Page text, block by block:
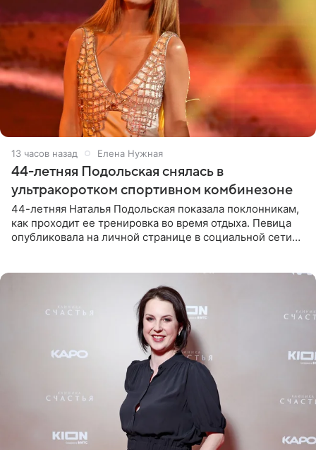
13 часов назад Елена Нужная
44-летняя Подольская снялась в
ультракоротком спортивном комбинезоне
44-летняя Наталья Подольская показала поклонникам,
как проходит ее тренировка во время отдыха. Певица
опубликовала на личной странице в социальной сети